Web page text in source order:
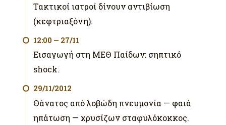
Τακτικοί ιατροί δίνουν αντιβίωση
(κεφτριαξόνη).
12:00 — 27/11
Εισαγωγή στη ΜΕΘ Παίδων: σηπτικό
shock.
29/11/2012
Θάνατος από λοβώδη πνευμονία — φαιά
ηπάτωση — χρυσίζων σταφυλόκοκκος.